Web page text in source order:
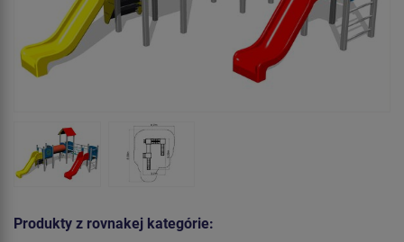
Produkty z rovnakej kategórie: